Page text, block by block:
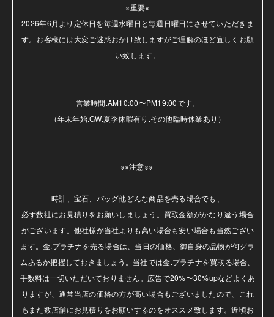
※重要※
2026年6月より定休日を毎週水曜日と毎週日曜日にさせていただきま
す。お客様には大変ご迷惑おかけ致しますがご理解のほど宜しくお願
い致します。
営業時間.AM10:00〜PM19:00です。
（年末年始.GW.夏季休暇有り.その他臨時休業あり）
※※注意※※
時計、宝石、バッグ他どんな商品を売る場合でも、
必ず数社にお見積りをお願いしましょう。買取金額がかなり違う場合
がございます。他社様が当社よりも高い場合も安い場合も当然ござい
ます。金.プラチナを売る場合は、当日の価格、御自身の品物が何グラ
ムあるか把握しておきましょう。当社では金.プラチナを買取る場合、
手数料は一切いただいておりません。広告で20%〜30%upなどよくあ
りますが、通常当店の価格の方が高い場合もございましたので、これ
もまた数店舗にお見積りをお願いするのをオススメ致します。近頃お